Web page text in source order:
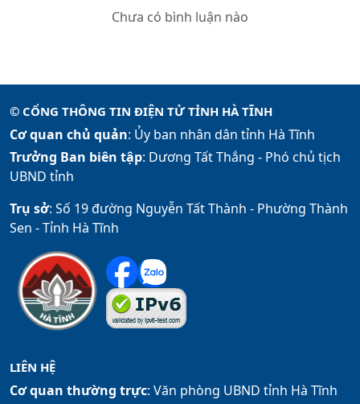
Chưa có bình luận nào
© CỔNG THÔNG TIN ĐIỆN TỬ TỈNH HÀ TĨNH
Cơ quan chủ quản: Ủy ban nhân dân tỉnh Hà Tĩnh
Trưởng Ban biên tập: Dương Tất Thắng - Phó chủ tịch
UBND tỉnh
Trụ sở: Số 19 đường Nguyễn Tất Thành - Phường Thành
Sen - Tỉnh Hà Tĩnh
LIÊN HỆ
Cơ quan thường trực: Văn phòng UBND tỉnh Hà Tĩnh